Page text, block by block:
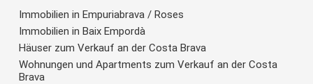
Immobilien in Empuriabrava / Roses
Immobilien in Baix Empordà
Häuser zum Verkauf an der Costa Brava
Wohnungen und Apartments zum Verkauf an der Costa
Brava